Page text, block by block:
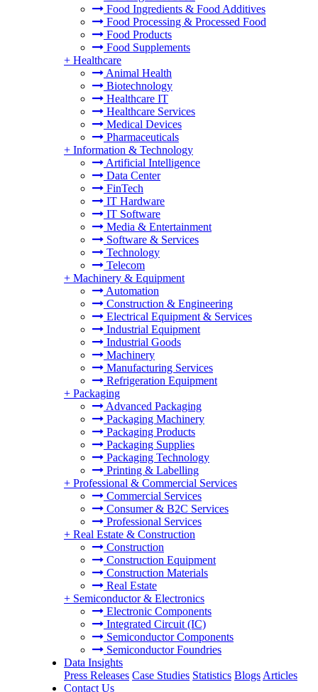
Food Ingredients & Food Additives
Food Processing & Processed Food
Food Products
Food Supplements
+ Healthcare
Animal Health
Biotechnology
Healthcare IT
Healthcare Services
Medical Devices
Pharmaceuticals
+ Information & Technology
Artificial Intelligence
Data Center
FinTech
IT Hardware
IT Software
Media & Entertainment
Software & Services
Technology
Telecom
+ Machinery & Equipment
Automation
Construction & Engineering
Electrical Equipment & Services
Industrial Equipment
Industrial Goods
Machinery
Manufacturing Services
Refrigeration Equipment
+ Packaging
Advanced Packaging
Packaging Machinery
Packaging Products
Packaging Supplies
Packaging Technology
Printing & Labelling
+ Professional & Commercial Services
Commercial Services
Consumer & B2C Services
Professional Services
+ Real Estate & Construction
Construction
Construction Equipment
Construction Materials
Real Estate
+ Semiconductor & Electronics
Electronic Components
Integrated Circuit (IC)
Semiconductor Components
Semiconductor Foundries
Data Insights
Press Releases Case Studies Statistics Blogs Articles
Contact Us